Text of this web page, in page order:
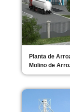
Planta de
Molino de